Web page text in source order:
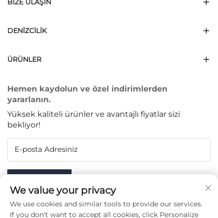
BIZE ULAŞIN
DENIZCILIK
ÜRÜNLER
Hemen kaydolun ve özel indirimlerden
yararlanın.
Yüksek kaliteli ürünler ve avantajlı fiyatlar sizi
bekliyor!
E-posta Adresiniz
We value your privacy
We use cookies and similar tools to provide our services.
If you don't want to accept all cookies, click Personalize